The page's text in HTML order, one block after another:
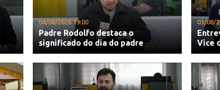
04/08/2026 19:00
Padre Rodolfo destaca o
significado do dia do padre
03/08/
Vice